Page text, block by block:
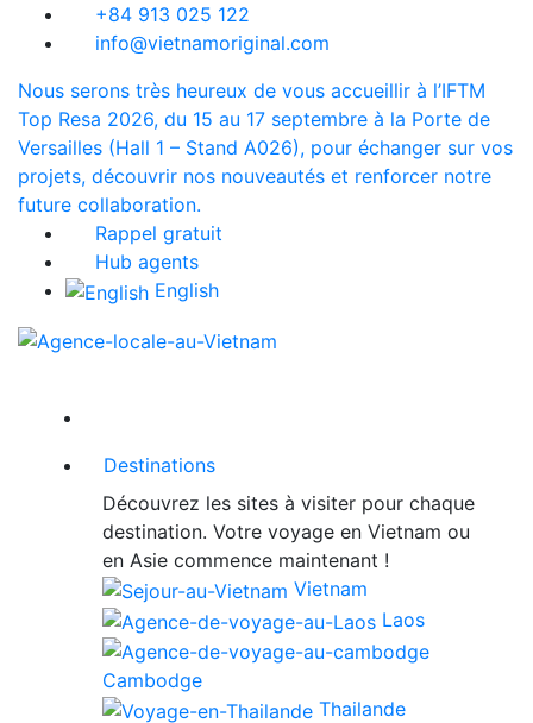
+84 913 025 122
info@vietnamoriginal.com
Nous serons très heureux de vous accueillir à l’IFTM
Top Resa 2026, du 15 au 17 septembre à la Porte de
Versailles (Hall 1 – Stand A026), pour échanger sur vos
projets, découvrir nos nouveautés et renforcer notre
future collaboration.
Rappel gratuit
Hub agents
English
Destinations
Découvrez les sites à visiter pour chaque
destination. Votre voyage en Vietnam ou
en Asie commence maintenant !
Vietnam
Laos
Cambodge
Thailande